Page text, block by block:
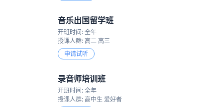
音乐出国留学班
开班时间: 全年
授课人群: 高二 高三
申请试听
录音师培训班
开班时间: 全年
授课人群: 高中生 爱好者